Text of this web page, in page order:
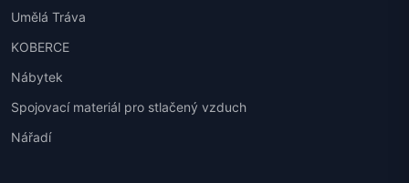
Umělá Tráva
KOBERCE
Nábytek
Spojovací materiál pro stlačený vzduch
Nářadí